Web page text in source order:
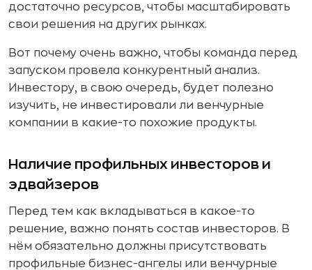
достаточно ресурсов, чтобы масштабировать
свои решения на других рынках.
Вот почему очень важно, чтобы команда перед
запуском провела конкурентный анализ.
Инвестору, в свою очередь, будет полезно
изучить, не инвестировали ли венчурные
компании в какие-то похожие продукты.
Наличие профильных инвесторов и
эдвайзеров
Перед тем как вкладываться в какое-то
решение, важно понять состав инвесторов. В
нём обязательно должны присутствовать
профильные бизнес-ангелы или венчурные